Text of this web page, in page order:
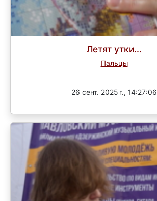
Летят утки...
Пальцы
26 сент. 2025 г., 14:27:06